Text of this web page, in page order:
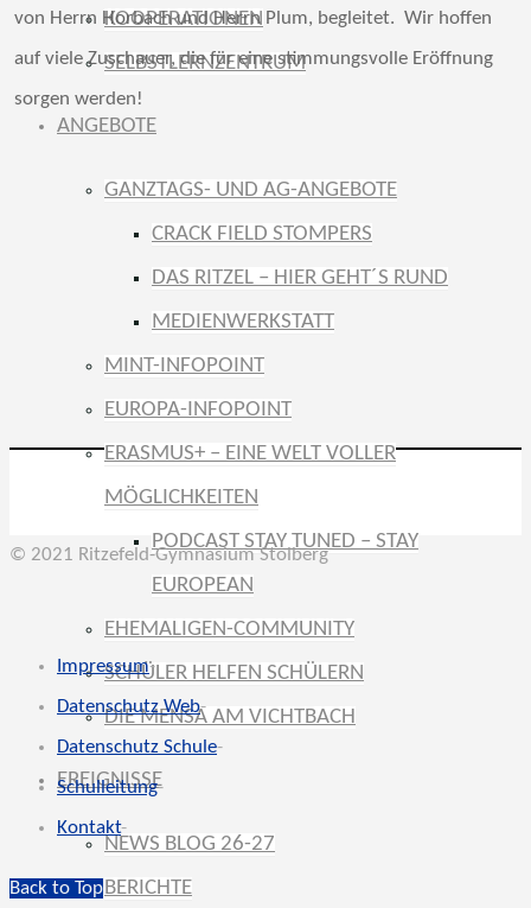
KOOPERATIONEN
SELBSTLERNZENTRUM
ANGEBOTE
GANZTAGS- UND AG-ANGEBOTE
CRACK FIELD STOMPERS
DAS RITZEL – HIER GEHT´S RUND
MEDIENWERKSTATT
MINT-INFOPOINT
EUROPA-INFOPOINT
ERASMUS+ – EINE WELT VOLLER
MÖGLICHKEITEN
PODCAST STAY TUNED – STAY
EUROPEAN
EHEMALIGEN-COMMUNITY
SCHÜLER HELFEN SCHÜLERN
DIE MENSA AM VICHTBACH
EREIGNISSE
NEWS BLOG 26-27
BERICHTE
von Herrn Horbach und Herrn Plum, begleitet. Wir hoffen
auf viele Zuschauer, die für eine stimmungsvolle Eröffnung
sorgen werden!
© 2021 Ritzefeld-Gymnasium Stolberg
Impressum-
Datenschutz Web-
Datenschutz Schule-
Schulleitung-
Kontakt-
Back to Top